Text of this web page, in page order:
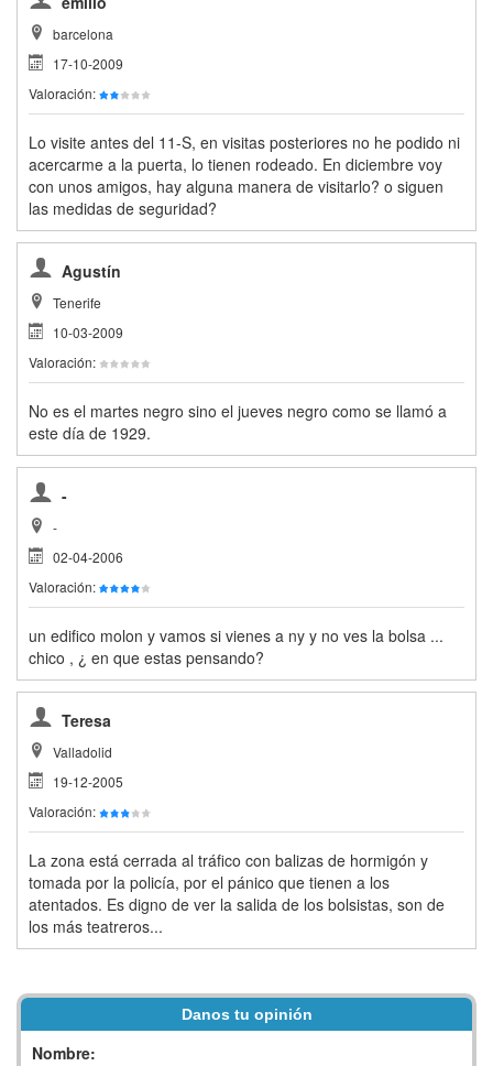
barcelona
17-10-2009
Valoración:
Lo visite antes del 11-S, en visitas posteriores no he podido ni
acercarme a la puerta, lo tienen rodeado. En diciembre voy
con unos amigos, hay alguna manera de visitarlo? o siguen
las medidas de seguridad?
Agustín
Tenerife
10-03-2009
Valoración:
No es el martes negro sino el jueves negro como se llamó a
este día de 1929.
-
-
02-04-2006
Valoración:
un edifico molon y vamos si vienes a ny y no ves la bolsa ...
chico , ¿ en que estas pensando?
Teresa
Valladolid
19-12-2005
Valoración:
La zona está cerrada al tráfico con balizas de hormigón y
tomada por la policía, por el pánico que tienen a los
atentados. Es digno de ver la salida de los bolsistas, son de
los más teatreros...
Danos tu opinión
Nombre: